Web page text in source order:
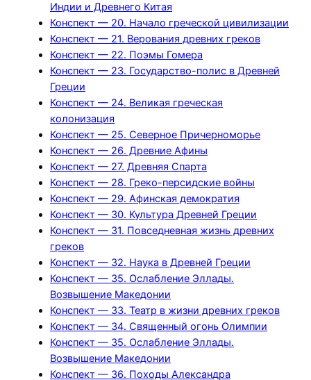
Индии и Древнего Китая
Конспект — 20. Начало греческой цивилизации
Конспект — 21. Верования древних греков
Конспект — 22. Поэмы Гомера
Конспект — 23. Государство-полис в Древней
Греции
Конспект — 24. Великая греческая
колонизация
Конспект — 25. Северное Причерноморье
Конспект — 26. Древние Афины
Конспект — 27. Древняя Спарта
Конспект — 28. Греко-персидские войны
Конспект — 29. Афинская демократия
Конспект — 30. Культура Древней Греции
Конспект — 31. Повседневная жизнь древних
греков
Конспект — 32. Наука в Древней Греции
Конспект — 35. Ослабление Эллады.
Возвышение Македонии
Конспект — 33. Театр в жизни древних греков
Конспект — 34. Священный огонь Олимпии
Конспект — 35. Ослабление Эллады.
Возвышение Македонии
Конспект — 36. Походы Александра